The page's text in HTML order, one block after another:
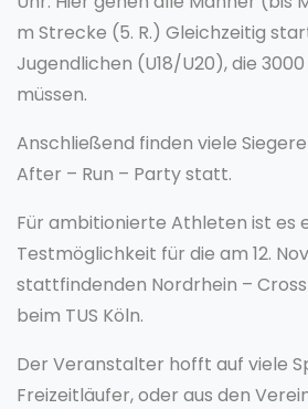
m Strecke (5. R.) Gleichzeitig
Jugendlichen (U18/U20), die
müssen.
Anschließend finden viele
After – Run – Party statt.
Für ambitionierte Athleten ist es
Testmöglichkeit für die am 12.
stattfindenden Nordrhein –
beim TUS Köln.
Der Veranstalter hofft auf viele
Freizeitläufer, oder aus den